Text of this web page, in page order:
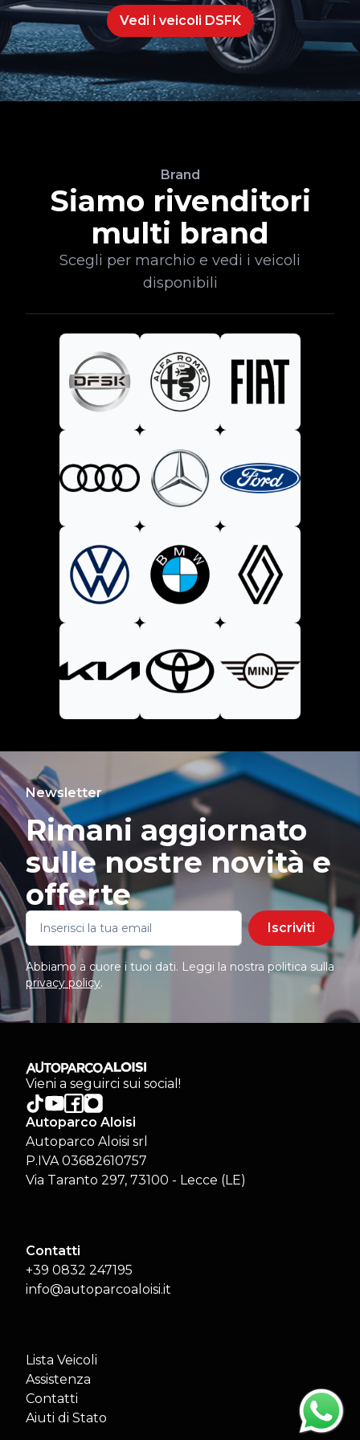
Vedi i veicoli DSFK
Brand
Siamo rivenditori
multi brand
Scegli per marchio e vedi i veicoli
disponibili
Newsletter
Rimani aggiornato
sulle nostre novità e
offerte
Iscriviti
Abbiamo a cuore i tuoi dati. Leggi la nostra politica sulla
privacy policy.
Vieni a seguirci sui social!
Autoparco Aloisi
Autoparco Aloisi srl
P.IVA 03682610757
Via Taranto 297, 73100 - Lecce (LE)
Contatti
+39 0832 247195
info@autoparcoaloisi.it
Lista Veicoli
Assistenza
Contatti
Aiuti di Stato